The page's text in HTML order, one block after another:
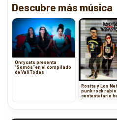
Descubre más música
Onrycats presenta
“Somos” en el compilado
de VaXTodas
Rosita y Los
punk rock
contestatario